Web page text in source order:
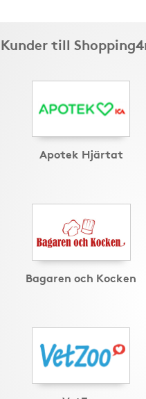
Kunder till
Apotek Hjärtat
Bagaren och Kocken